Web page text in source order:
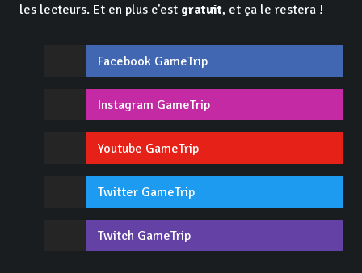
les lecteurs. Et en plus c'est gratuit, et ça le restera !
Facebook GameTrip
Instagram GameTrip
Youtube GameTrip
Twitter GameTrip
Twitch GameTrip